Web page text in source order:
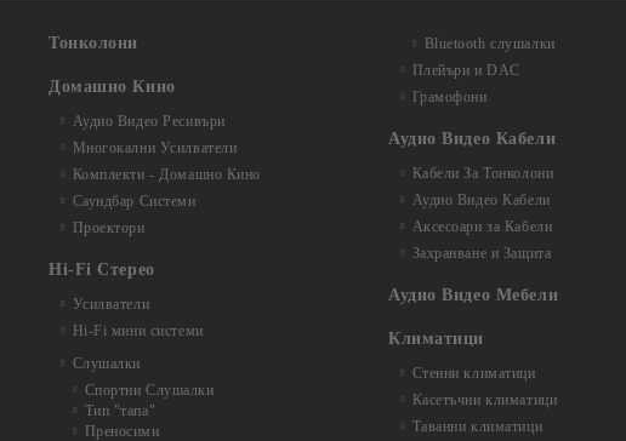
Тонколони
Домашно Кино
Аудио Видео Рeсивъри
Многокални Усилватели
Комплекти - Домашно Кино
Саундбар Системи
Проектори
Hi-Fi Стерео
Усилватели
Hi-Fi мини системи
Слушалки
Спортни Слушалки
Тип "тапа"
Преносими
Bluetooth слушалки
Плейъри и DAC
Грамофони
Аудио Видео Кабели
Кабели За Тонколони
Аудио Видео Кабели
Аксесоари за Кабели
Захранване и Защита
Аудио Видео Мебели
Климатици
Стенни климатици
Касетъчни климатици
Таванни климатици